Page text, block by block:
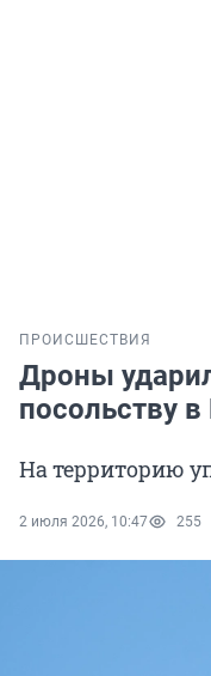
ПРОИСШЕСТВИЯ
Дроны
посольству
На территорию
2 июля 2026, 10:47 255